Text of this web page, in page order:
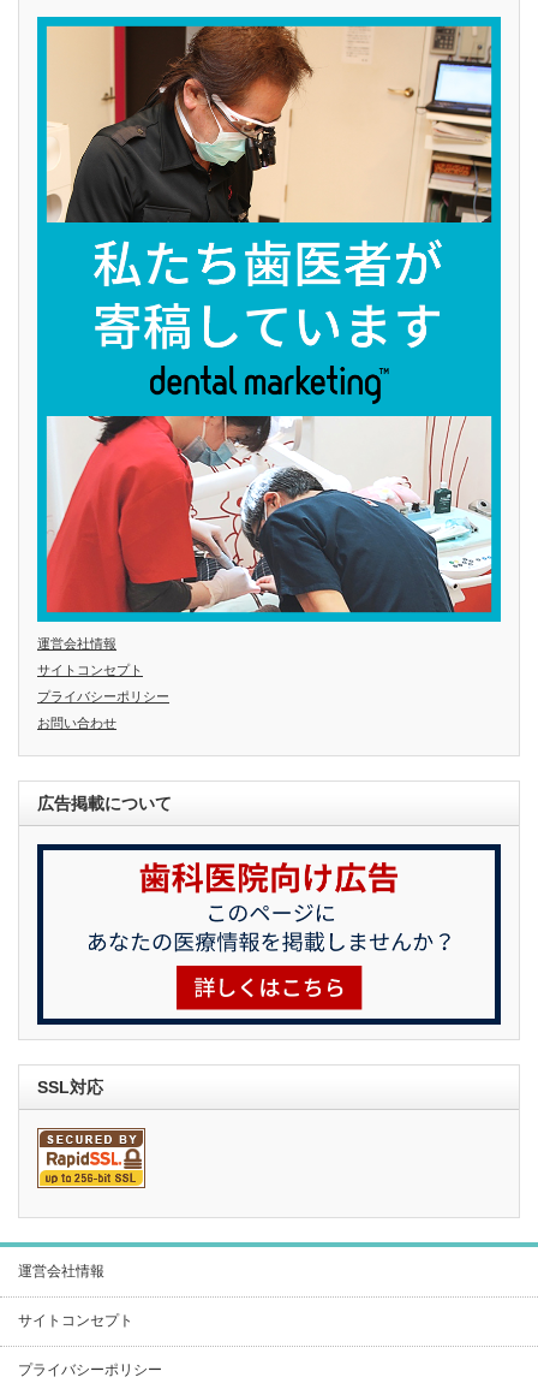
運営会社情報
サイトコンセプト
プライバシーポリシー
お問い合わせ
広告掲載について
SSL対応
運営会社情報
サイトコンセプト
プライバシーポリシー